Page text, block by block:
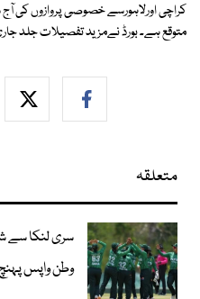
کراچی اورلاہورسے خصوصی پروازوں کی آج
متوقع ہے۔ بورڈ نےمزید تفصیلات جلد
متعلقہ
سری لنکا سے
وطن واپس